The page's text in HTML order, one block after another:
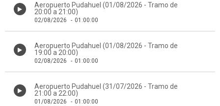
Aeropuerto Pudahuel (01/08/2026 - Tramo de
20:00 a 21:00)
02/08/2026 - 01:00:00
Aeropuerto Pudahuel (01/08/2026 - Tramo de
19:00 a 20:00)
02/08/2026 - 01:00:00
Aeropuerto Pudahuel (31/07/2026 - Tramo de
21:00 a 22:00)
01/08/2026 - 01:00:00